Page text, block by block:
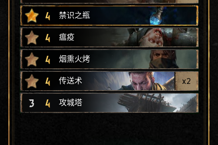
4 禁识之瓶
4 瘟疫
4 烟熏火烤
4 传送术 x2
3 4 攻城塔